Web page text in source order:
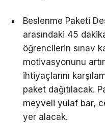
Beslenme Paketi
arasındaki 45
öğrencilerin sınav
motivasyonunu
ihtiyaçlarını
paket dağıtılacak.
meyveli yulaf bar,
yer alacak.